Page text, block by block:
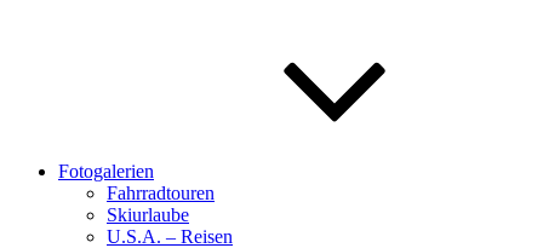
Fotogalerien
Fahrradtouren
Skiurlaube
U.S.A. – Reisen